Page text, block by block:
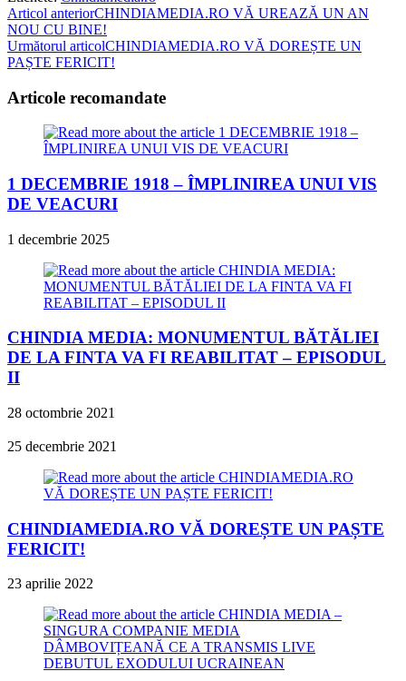
Read
more
articles
Articol anteriorCHINDIAMEDIA.RO VĂ UREAZĂ UN AN
NOU CU BINE!
Următorul articolCHINDIAMEDIA.RO VĂ DOREȘTE UN
PAȘTE FERICIT!
Articole recomandate
1 DECEMBRIE 1918 – ÎMPLINIREA UNUI VIS
DE VEACURI
1 decembrie 2025
CHINDIA MEDIA: MONUMENTUL BĂTĂLIEI
DE LA FINTA VA FI REABILITAT – EPISODUL
II
28 octombrie 2021
25 decembrie 2021
CHINDIAMEDIA.RO VĂ DOREȘTE UN PAȘTE
FERICIT!
23 aprilie 2022